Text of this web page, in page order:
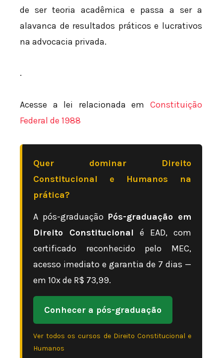
de ser teoria acadêmica e passa a ser a
alavanca de resultados práticos e lucrativos
na advocacia privada.
.
Acesse a lei relacionada em Constituição
Federal de 1988
Quer dominar Direito
Constitucional e Humanos na
prática?
A pós-graduação Pós-graduação em
Direito Constitucional é EAD, com
certificado reconhecido pelo MEC,
acesso imediato e garantia de 7 dias —
em 10x de R$ 73,99.
Conhecer a pós-graduação
Ver todos os cursos de Direito Constitucional e
Humanos